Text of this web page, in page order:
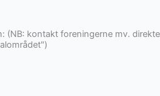
(NB: kontakt foreningerne mv. direkte